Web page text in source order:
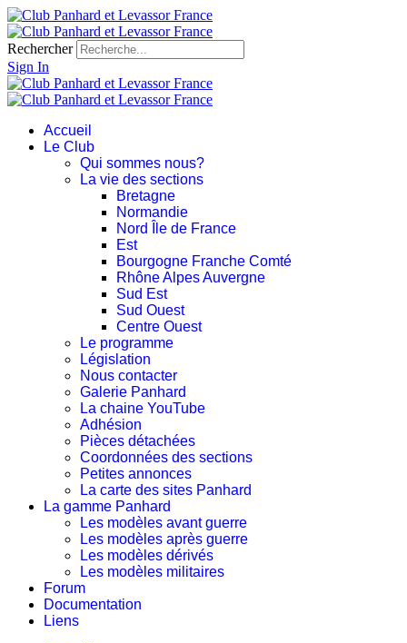
Rechercher
Sign In
Accueil
Le Club
Qui sommes nous?
La vie des sections
Bretagne
Normandie
Nord Île de France
Est
Bourgogne Franche Comté
Rhône Alpes Auvergne
Sud Est
Sud Ouest
Centre Ouest
Le programme
Législation
Nous contacter
Galerie Panhard
La chaine YouTube
Adhésion
Pièces détachées
Coordonnées des sections
Petites annonces
La carte des sites Panhard
La gamme Panhard
Les modèles avant guerre
Les modèles après guerre
Les modèles dérivés
Les modèles militaires
Forum
Documentation
Liens